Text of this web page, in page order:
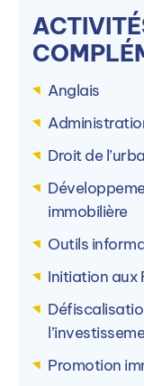
Anglais
Droit de
immobilière
Outils
Initiation aux
Promotion
PIGIER
1 Rue de l'Amiral